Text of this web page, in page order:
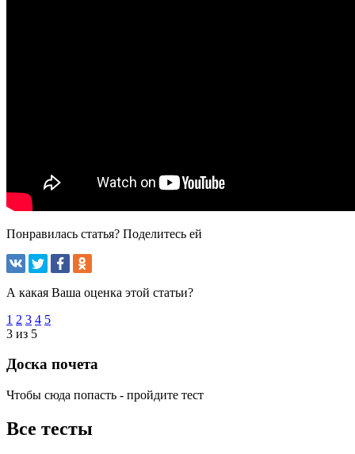
Понравилась статья? Поделитесь ей
А какая Ваша оценка этой статьи?
1 2 3 4 5
3 из 5
Доска почета
Чтобы сюда попасть - пройдите тест
Все тесты